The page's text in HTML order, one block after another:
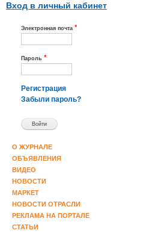
Вход в личный кабинет
Электронная почта *
Пароль *
Регистрация
Забыли пароль?
О ЖУРНАЛЕ
ОБЪЯВЛЕНИЯ
ВИДЕО
НОВОСТИ
МАРКЕТ
НОВОСТИ ОТРАСЛИ
РЕКЛАМА НА ПОРТАЛЕ
СТАТЬИ